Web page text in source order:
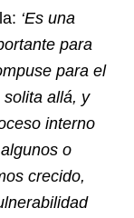
‘Es una
para
para el
allá, y
interno
o
crecido,